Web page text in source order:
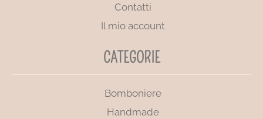
Contatti
Il mio account
CATEGORIE
Bomboniere
Handmade